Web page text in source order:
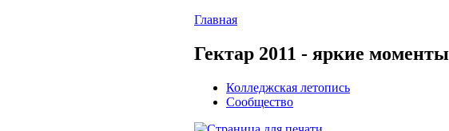
Главная
Гектар 2011 - яркие моменты
Колледжская летопись
Сообщество